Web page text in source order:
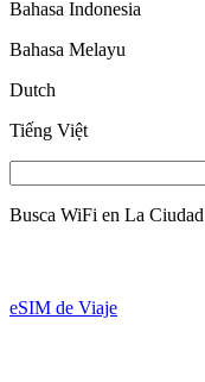
Bahasa Indonesia
Bahasa Melayu
Dutch
Tiếng Việt
Busca WiFi en La Ciudad
eSIM de Viaje